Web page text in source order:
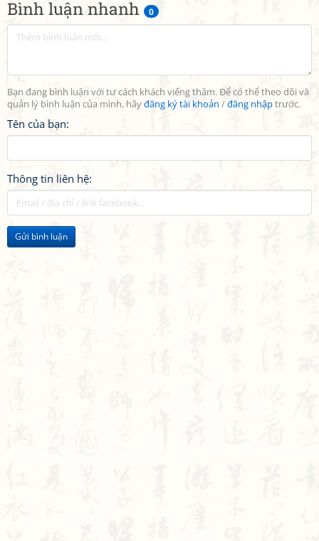
Bình luận nhanh 0
Bạn đang bình luận với tư cách khách viếng thăm. Để có thể theo dõi và
quản lý bình luận của mình, hãyđăng ký tài khoản /đăng nhậptrước.
Tên của bạn:
Thông tin liên hệ:
Gửi bình luận